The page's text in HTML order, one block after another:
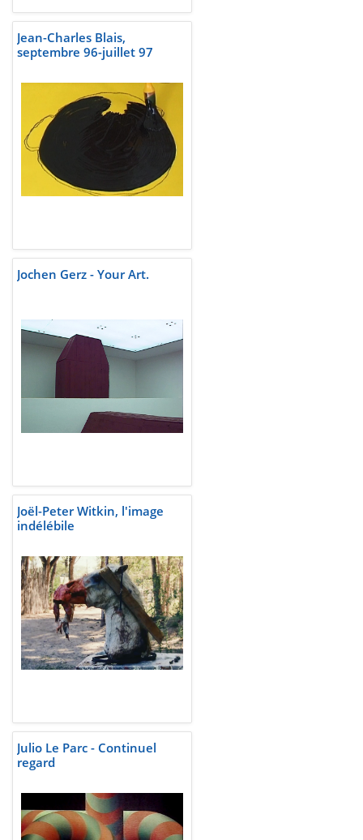
Jean-Charles Blais,
septembre 96-juillet 97
Jochen Gerz - Your Art.
Joël-Peter Witkin, l'image
indélébile
Julio Le Parc - Continuel
regard